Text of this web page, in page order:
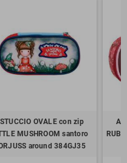
OVALE con zip
MUSHROOM santoro
around 384GJ35